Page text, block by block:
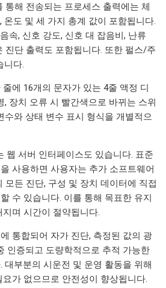
통해 전송되는 프로세스 출력에는 체
온도 및 세 가지 총계 값이 포함됩니다.
속, 신호 강도, 신호 대 잡음비, 난류
진단 출력도 포함됩니다. 또한 펄스/주
니다.
에 16개의 문자가 있는 4줄 액정 디
, 장치 오류 시 빨간색으로 바뀌는 스위
수와 상태 변수 표시 형식을 개별적으
웹 서버 인터페이스도 있습니다. 표준
사용하면 사용자는 추가 소프트웨어
모든 진단, 구성 및 장치 데이터에 직접
수 있습니다. 이를 통해 목표한 유지
며 시간이 절약됩니다.
통합되어 자가 진단, 측정된 값의 광
인증되고 도량학적으로 추적 가능한
대부분의 시운전 및 운영 활동을 위해
가 없으므로 안전성이 향상됩니다.